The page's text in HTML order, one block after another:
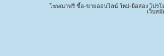
โฆษณาฟรี ซื้อ-ขายออนไลน์ ใหม่-มือสอง โปรโม
เว็บส